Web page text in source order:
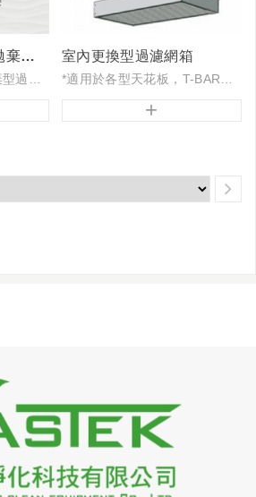
高效及超高效濾網-拋棄型過濾網箱
高效及超高效濾網-拋棄型過濾網箱 設計用於無塵室乾式天花板骨架或濕式天花板骨架系統。安裝及維修既簡單又平整。濾網可依客戶需要彈性設計，可選擇摺紙厚度、濾材效率、風量及入風口尺寸，無...
室內更換型過濾網箱
*適用於各型天花板，T-BAR型、庫板型、輕鋼架型
*特殊免用工具濾網固定片，直接從室內更換濾網，安裝快速，更換便利
+